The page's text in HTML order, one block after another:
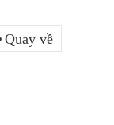
Quay về